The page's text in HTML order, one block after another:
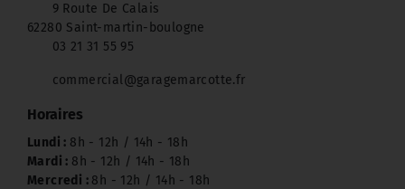
9 Route De Calais
62280 Saint-martin-boulogne
03 21 31 55 95
commercial@garagemarcotte.fr
Horaires
Lundi : 8h - 12h / 14h - 18h
Mardi : 8h - 12h / 14h - 18h
Mercredi : 8h - 12h / 14h - 18h